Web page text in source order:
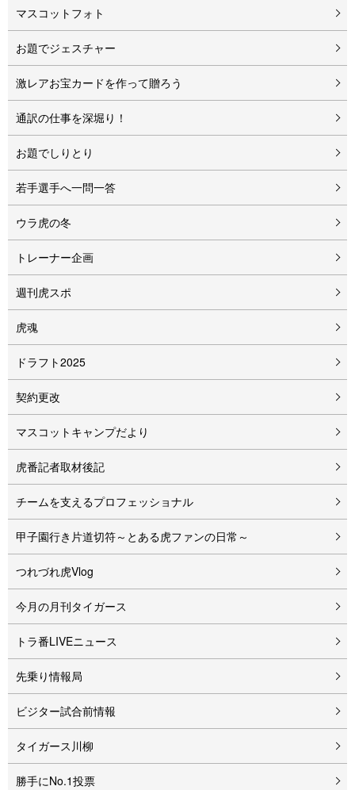
マスコットフォト
お題でジェスチャー
激レアお宝カードを作って贈ろう
通訳の仕事を深堀り！
お題でしりとり
若手選手へ一問一答
ウラ虎の冬
トレーナー企画
週刊虎スポ
虎魂
ドラフト2025
契約更改
マスコットキャンプだより
虎番記者取材後記
チームを支えるプロフェッショナル
甲子園行き片道切符～とある虎ファンの日常～
つれづれ虎Vlog
今月の月刊タイガース
トラ番LIVEニュース
先乗り情報局
ビジター試合前情報
タイガース川柳
勝手にNo.1投票